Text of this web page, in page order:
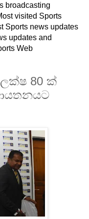
broadcasting
visited Sports
Sports news updates
updates and
Web
80 ක්